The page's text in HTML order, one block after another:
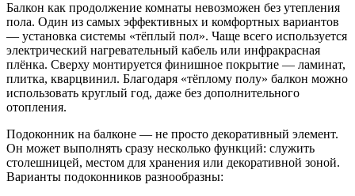
Балкон как продолжение комнаты невозможен без утепления
пола. Один из самых эффективных и комфортных вариантов
— установка системы «тёплый пол». Чаще всего используется
электрический нагревательный кабель или инфракрасная
плёнка. Сверху монтируется финишное покрытие — ламинат,
плитка, кварцвинил. Благодаря «тёплому полу» балкон можно
использовать круглый год, даже без дополнительного
отопления.
Подоконник на балконе — не просто декоративный элемент.
Он может выполнять сразу несколько функций: служить
столешницей, местом для хранения или декоративной зоной.
Варианты подоконников разнообразны: